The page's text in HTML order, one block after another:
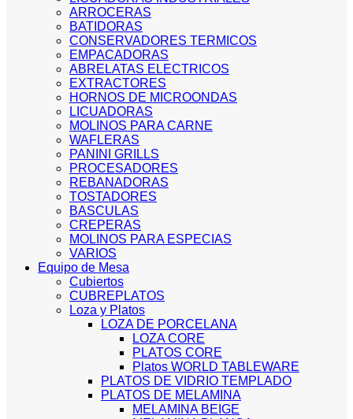
ARROCERAS
BATIDORAS
CONSERVADORES TERMICOS
EMPACADORAS
ABRELATAS ELECTRICOS
EXTRACTORES
HORNOS DE MICROONDAS
LICUADORAS
MOLINOS PARA CARNE
WAFLERAS
PANINI GRILLS
PROCESADORES
REBANADORAS
TOSTADORES
BASCULAS
CREPERAS
MOLINOS PARA ESPECIAS
VARIOS
Equipo de Mesa
Cubiertos
CUBREPLATOS
Loza y Platos
LOZA DE PORCELANA
LOZA CORE
PLATOS CORE
Platos WORLD TABLEWARE
PLATOS DE VIDRIO TEMPLADO
PLATOS DE MELAMINA
MELAMINA BEIGE